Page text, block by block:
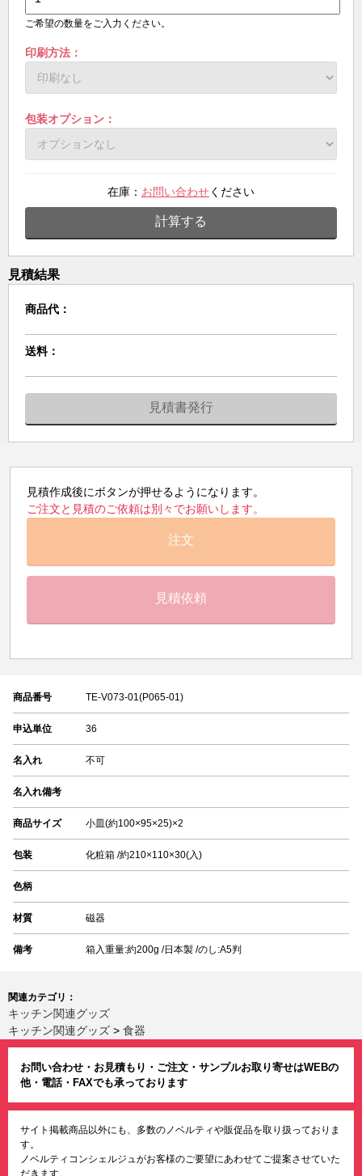
ご希望の数量をご入力ください。
印刷方法：
包装オプション：
在庫： お問い合わせください
計算する
見積結果
商品代：
送料：
見積書発行
見積作成後にボタンが押せるようになります。
ご注文と見積のご依頼は別々でお願いします。
注文
見積依頼
商品番号 TE-V073-01(P065-01)
申込単位 36
名入れ 不可
名入れ備考
商品サイズ 小皿(約100×95×25)×2
包装 化粧箱 /約210×110×30(入)
色柄
材質 磁器
備考 箱入重量:約200g /日本製 /のし:A5判
関連カテゴリ：
キッチン関連グッズ
キッチン関連グッズ > 食器
お問い合わせ・お見積もり・ご注文・サンプルお取り寄せはWEBの
他・電話・FAXでも承っております
サイト掲載商品以外にも、多数のノベルティや販促品を取り扱っておりま
す。
ノベルティコンシェルジュがお客様のご要望にあわせてご提案させていた
だきます。